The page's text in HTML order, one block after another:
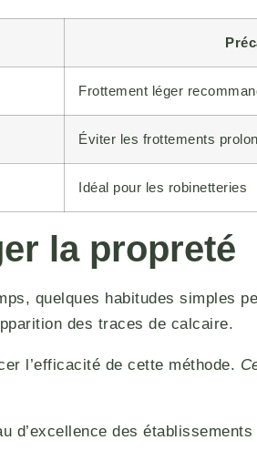
Frottement léger
Éviter les frottements
Idéal pour les robinetteries
la propreté
quelques habitudes simples
des traces de calcaire.
l’efficacité de cette méthode.
d’excellence des